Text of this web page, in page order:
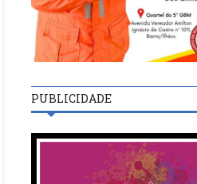
PUBLICIDADE